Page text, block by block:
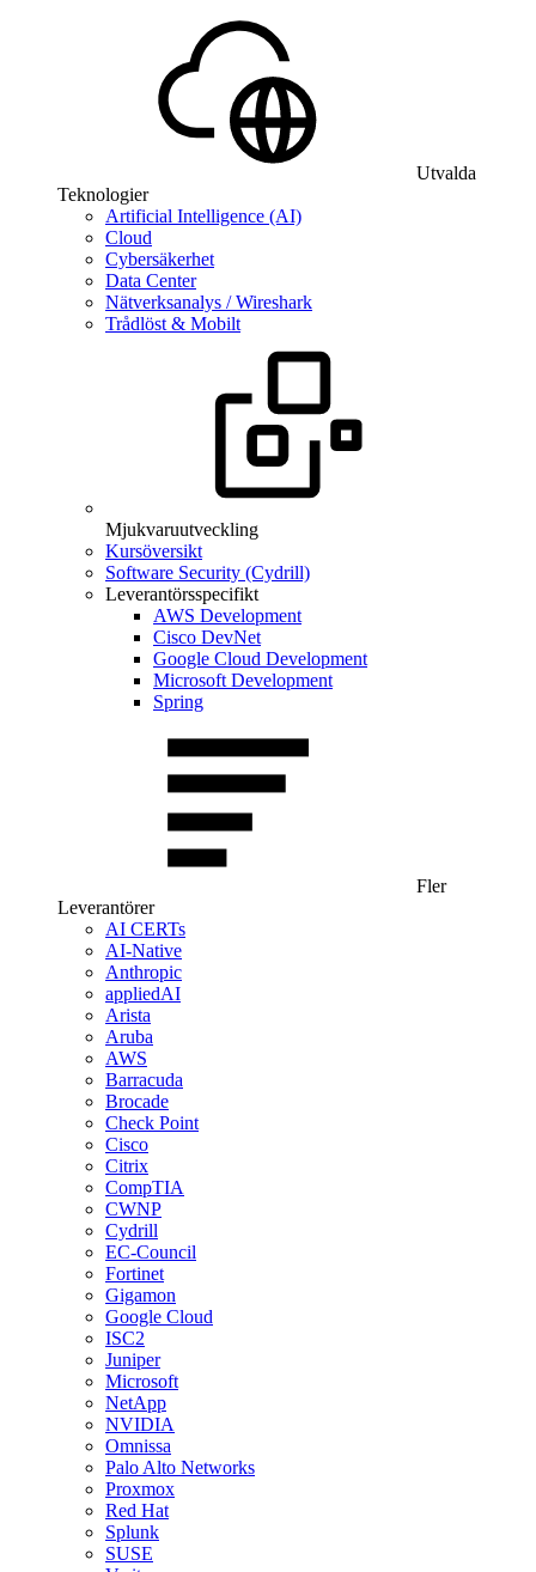
Utvalda
Teknologier
Artificial Intelligence (AI)
Cloud
Cybersäkerhet
Data Center
Nätverksanalys / Wireshark
Trådlöst & Mobilt
Mjukvaruutveckling
Kursöversikt
Software Security (Cydrill)
Leverantörsspecifikt
AWS Development
Cisco DevNet
Google Cloud Development
Microsoft Development
Spring
Fler
Leverantörer
AI CERTs
AI-Native
Anthropic
appliedAI
Arista
Aruba
AWS
Barracuda
Brocade
Check Point
Cisco
Citrix
CompTIA
CWNP
Cydrill
EC-Council
Fortinet
Gigamon
Google Cloud
ISC2
Juniper
Microsoft
NetApp
NVIDIA
Omnissa
Palo Alto Networks
Proxmox
Red Hat
Splunk
SUSE